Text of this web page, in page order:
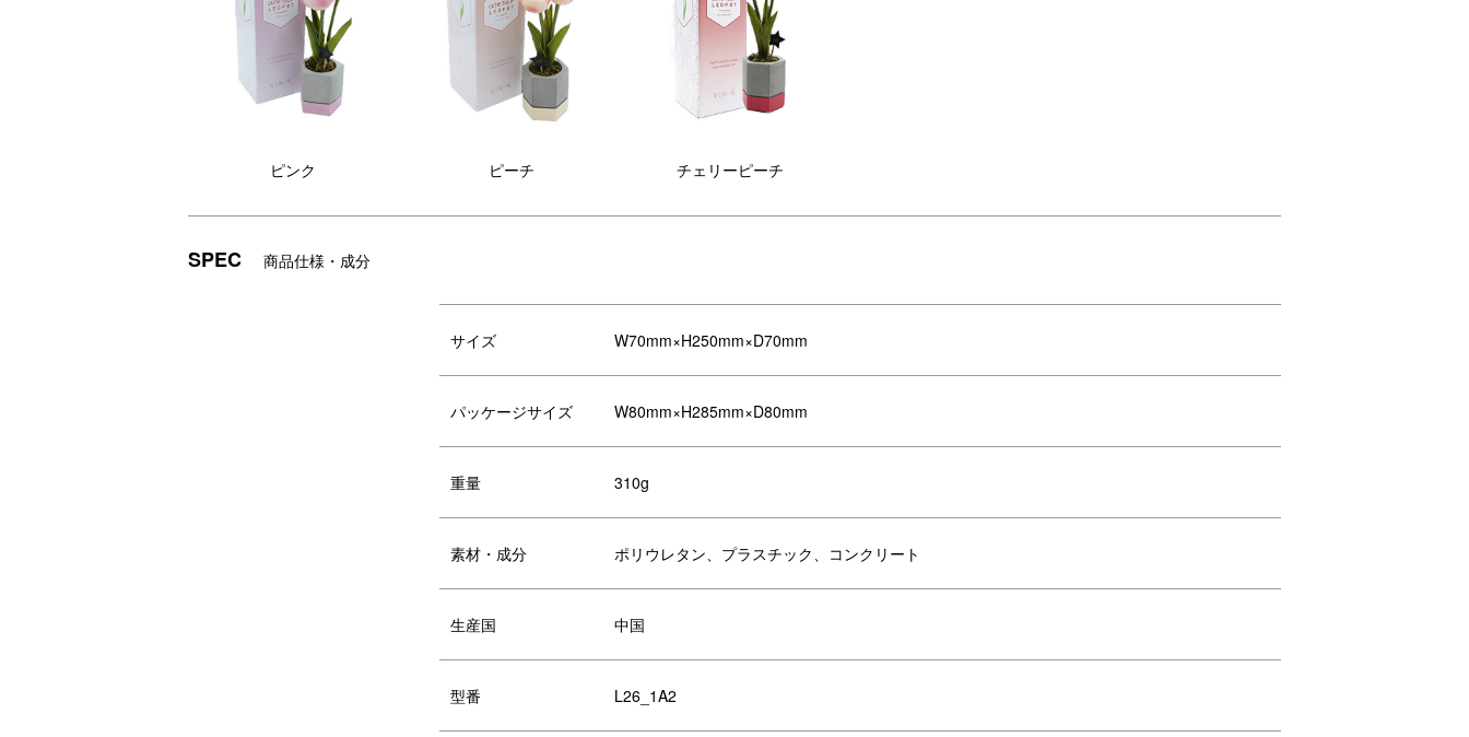
DETAIL 商品詳細
クリート製）で作られており、ずっし
電池式でコードレスなので、玄関先な
どお好みの場所に置くことが可能で
す。
おすすめです。
ピンク ピーチ チェリーピーチ
SPEC 商品仕様・成分
サイズ W70mm×H250mm×D70mm
パッケージサイズ W80mm×H285mm×D80mm
重量 310g
素材・成分 ポリウレタン、プラスチック、コンクリート
生産国 中国
型番 L26_1A2